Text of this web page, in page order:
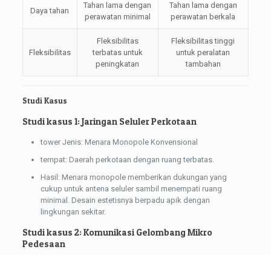
Daya tahan
Tahan lama dengan
perawatan minimal
Tahan lama dengan
perawatan berkala
Fleksibilitas
Fleksibilitas
terbatas untuk
peningkatan
Fleksibilitas tinggi
untuk peralatan
tambahan
Studi Kasus
Studi kasus 1: Jaringan Seluler Perkotaan
tower Jenis: Menara Monopole Konvensional
tempat: Daerah perkotaan dengan ruang terbatas.
Hasil: Menara monopole memberikan dukungan yang
cukup untuk antena seluler sambil menempati ruang
minimal. Desain estetisnya berpadu apik dengan
lingkungan sekitar.
Studi kasus 2: Komunikasi Gelombang Mikro
Pedesaan